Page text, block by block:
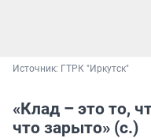
Источник: ГТРК "Иркутск"
«Клад – это то,
что зарыто» (с.)